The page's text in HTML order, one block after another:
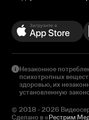
Незаконное
психотропных
здоровью, их
установленную
© 2018 - 2026
Сделано в «Рестрим